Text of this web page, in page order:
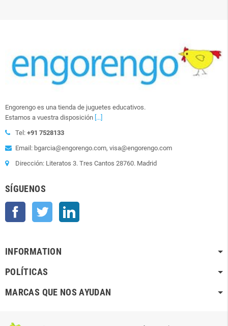
Engorengo es una tienda de juguetes educativos.
Estamos a vuestra disposición [...]
Tel: +91 7528133
Email: bgarcia@engorengo.com, visa@engorengo.com
Dirección: Literatos 3. Tres Cantos 28760. Madrid
SÍGUENOS
Facebook Twitter
INFORMATION
POLÍTICAS
MARCAS QUE NOS AYUDAN